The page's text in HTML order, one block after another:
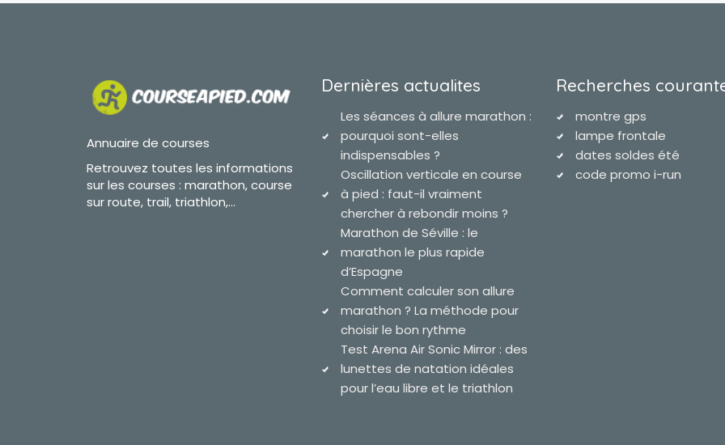
Annuaire de courses
Retrouvez toutes les informations
sur les courses : marathon, course
sur route, trail, triathlon,...
Dernières actualites
Les séances à allure marathon :
pourquoi sont-elles
indispensables ?
Oscillation verticale en course
à pied : faut-il vraiment
chercher à rebondir moins ?
Marathon de Séville : le
marathon le plus rapide
d’Espagne
Comment calculer son allure
marathon ? La méthode pour
choisir le bon rythme
Test Arena Air Sonic Mirror : des
lunettes de natation idéales
pour l’eau libre et le triathlon
Recherches
montre gps
lampe frontale
dates soldes été
code promo i-run